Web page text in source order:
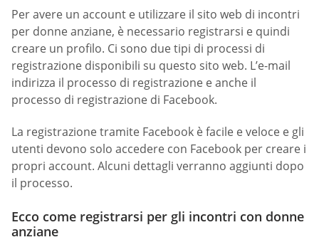
Per avere un account e utilizzare il sito web di incontri
per donne anziane, è necessario registrarsi e quindi
creare un profilo. Ci sono due tipi di processi di
registrazione disponibili su questo sito web. L’e-mail
indirizza il processo di registrazione e anche il
processo di registrazione di Facebook.
La registrazione tramite Facebook è facile e veloce e gli
utenti devono solo accedere con Facebook per creare i
propri account. Alcuni dettagli verranno aggiunti dopo
il processo.
Ecco come registrarsi per gli incontri con donne
anziane